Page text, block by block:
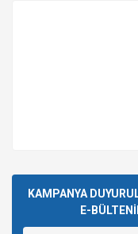
KAMPANYA
E-